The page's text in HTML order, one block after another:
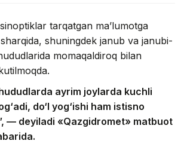
tarqatgan ma’lumotga
shuningdek janub va janubi-
momaqaldiroq bilan
ayrim joylarda kuchli
do‘l yog‘ishi ham istisno
— deyiladi «Qazgidromet» matbuot